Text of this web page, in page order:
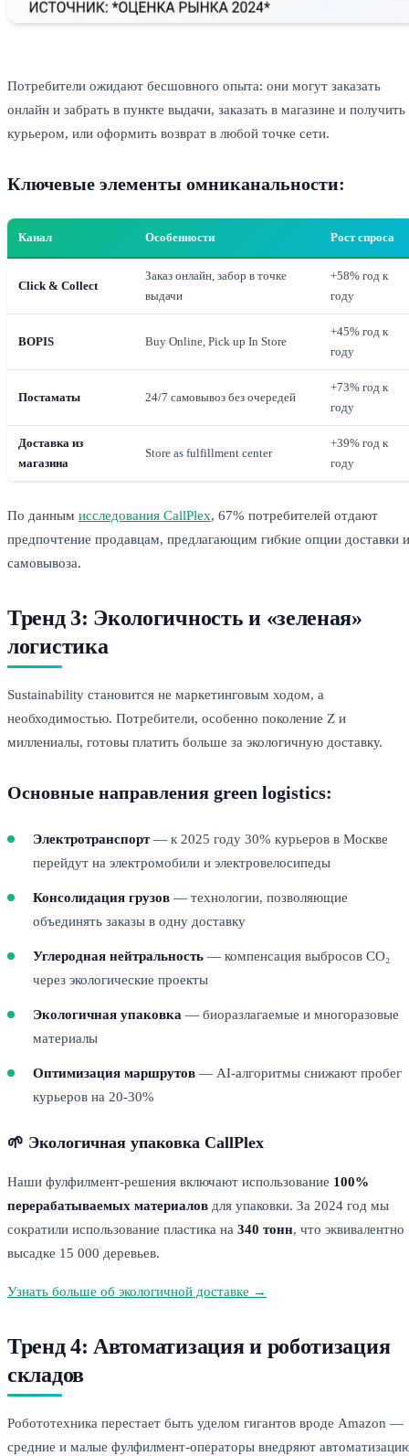
Потребители ожидают бесшовного опыта: они могут заказать
онлайн и забрать в пункте выдачи, заказать в магазине и получить
курьером, или оформить возврат в любой точке сети.
Ключевые элементы омниканальности:
Канал Особенности Рост спроса
Click & Collect
Заказ онлайн, забор в точке
выдачи
+58% год к
году
BOPIS Buy Online, Pick up In Store
+45% год к
году
Постаматы 24/7 самовывоз без очередей
+73% год к
году
Доставка из
магазина
Store as fulfillment center
+39% год к
году
По данным исследования CallPlex, 67% потребителей отдают
предпочтение продавцам, предлагающим гибкие опции доставки и
самовывоза.
Тренд 3: Экологичность и «зеленая»
логистика
Sustainability становится не маркетинговым ходом, а
необходимостью. Потребители, особенно поколение Z и
миллениалы, готовы платить больше за экологичную доставку.
Основные направления green logistics:
Электротранспорт— к 2025 году 30% курьеров в Москве
перейдут на электромобили и электровелосипеды
Консолидация грузов — технологии, позволяющие
объединять заказы в одну доставку
Углеродная нейтральность — компенсация выбросов CO₂
через экологические проекты
Экологичная упаковка — биоразлагаемые и многоразовые
материалы
Оптимизация маршрутов — AI-алгоритмы снижают пробег
курьеров на 20-30%
🌱 Экологичная упаковка CallPlex
Наши фулфилмент-решения включают использование 100%
перерабатываемых материалов для упаковки. За 2024 год мы
сократили использование пластика на 340 тонн, что эквивалентно
высадке 15 000 деревьев.
Узнать больше об экологичной доставке →
Тренд 4: Автоматизация и роботизация
складов
Робототехника перестает быть уделом гигантов вроде Amazon —
средние и малые фулфилмент-операторы внедряют